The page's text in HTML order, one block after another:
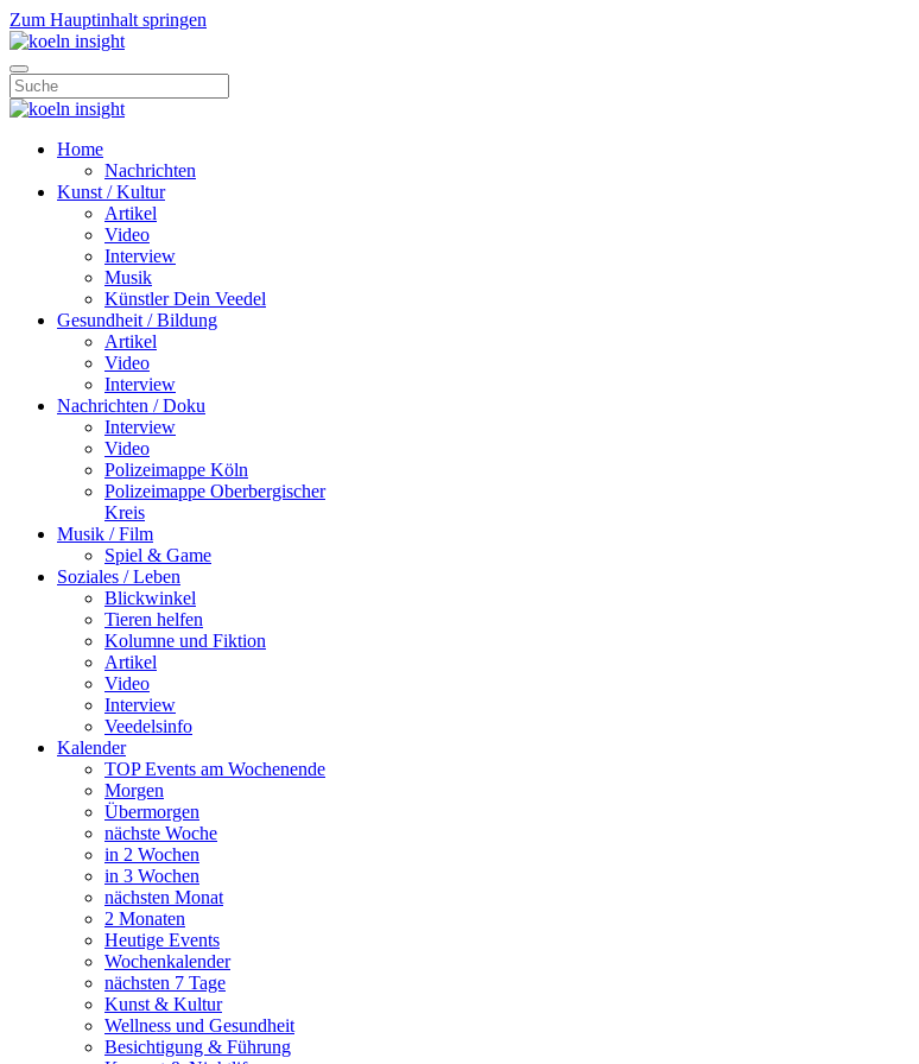
Zum Hauptinhalt springen
Home
Nachrichten
Kunst / Kultur
Artikel
Video
Interview
Musik
Künstler Dein Veedel
Gesundheit / Bildung
Artikel
Video
Interview
Nachrichten / Doku
Interview
Video
Polizeimappe Köln
Polizeimappe Oberbergischer
Kreis
Musik / Film
Spiel & Game
Soziales / Leben
Blickwinkel
Tieren helfen
Kolumne und Fiktion
Artikel
Video
Interview
Veedelsinfo
Kalender
TOP Events am Wochenende
Morgen
Übermorgen
nächste Woche
in 2 Wochen
in 3 Wochen
nächsten Monat
2 Monaten
Heutige Events
Wochenkalender
nächsten 7 Tage
Kunst & Kultur
Wellness und Gesundheit
Besichtigung & Führung